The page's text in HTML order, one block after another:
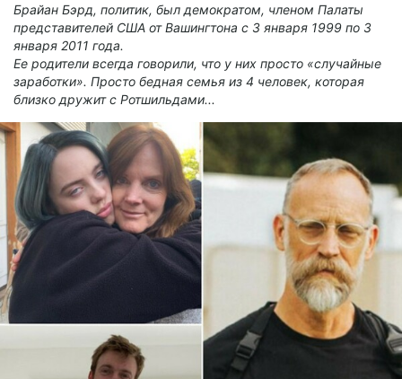
Брайан Бэрд, политик, был демократом, членом Палаты
представителей США от Вашингтона с 3 января 1999 по 3
января 2011 года.
Ее родители всегда говорили, что у них просто «случайные
заработки». Просто бедная семья из 4 человек, которая
близко дружит с Ротшильдами...